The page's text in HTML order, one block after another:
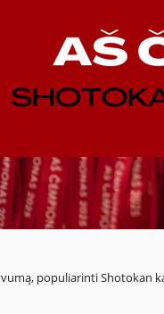
populiarinti Shotokan